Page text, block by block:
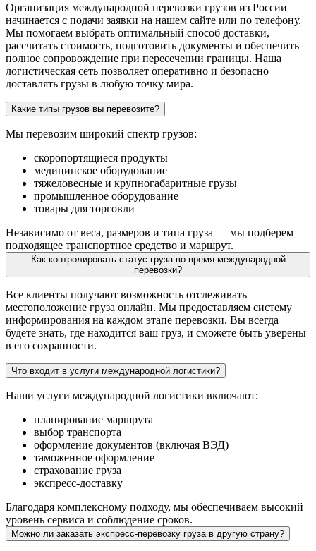
Организация международной перевозки грузов из России
начинается с подачи заявки на нашем сайте или по телефону.
Мы помогаем выбрать оптимальный способ доставки,
рассчитать стоимость, подготовить документы и обеспечить
полное сопровождение при пересечении границы. Наша
логистическая сеть позволяет оперативно и безопасно
доставлять грузы в любую точку мира.
Какие типы грузов вы перевозите?
Мы перевозим широкий спектр грузов:
скоропортящиеся продукты
медицинское оборудование
тяжеловесные и крупногабаритные грузы
промышленное оборудование
товары для торговли
Независимо от веса, размеров и типа груза — мы подберем
подходящее транспортное средство и маршрут.
Как контролировать статус груза во время международной
перевозки?
Все клиенты получают возможность отслеживать
местоположение груза онлайн. Мы предоставляем систему
информирования на каждом этапе перевозки. Вы всегда
будете знать, где находится ваш груз, и сможете быть уверены
в его сохранности.
Что входит в услуги международной логистики?
Наши услуги международной логистики включают:
планирование маршрута
выбор транспорта
оформление документов (включая ВЭД)
таможенное оформление
страхование груза
экспресс-доставку
Благодаря комплексному подходу, мы обеспечиваем высокий
уровень сервиса и соблюдение сроков.
Можно ли заказать экспресс-перевозку груза в другую страну?